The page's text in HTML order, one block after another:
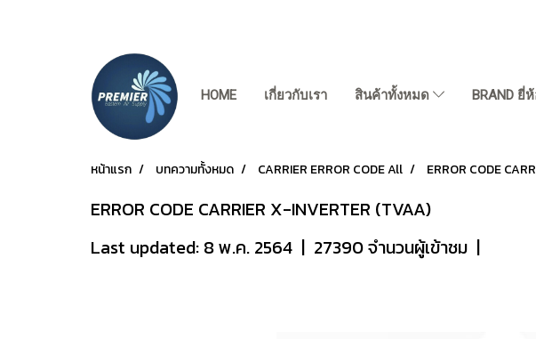
HOME เกี่ยวกับเรา สินค้าทั้งหมด BRAND ยี่
หน้าแรก บทความทั้งหมด CARRIER ERROR CODE All ERROR CODE
ERROR CODE CARRIER X-INVERTER (TVAA)
Last updated: 8 พ.ค. 2564 | 27390 จำนวนผู้เข้าชม |